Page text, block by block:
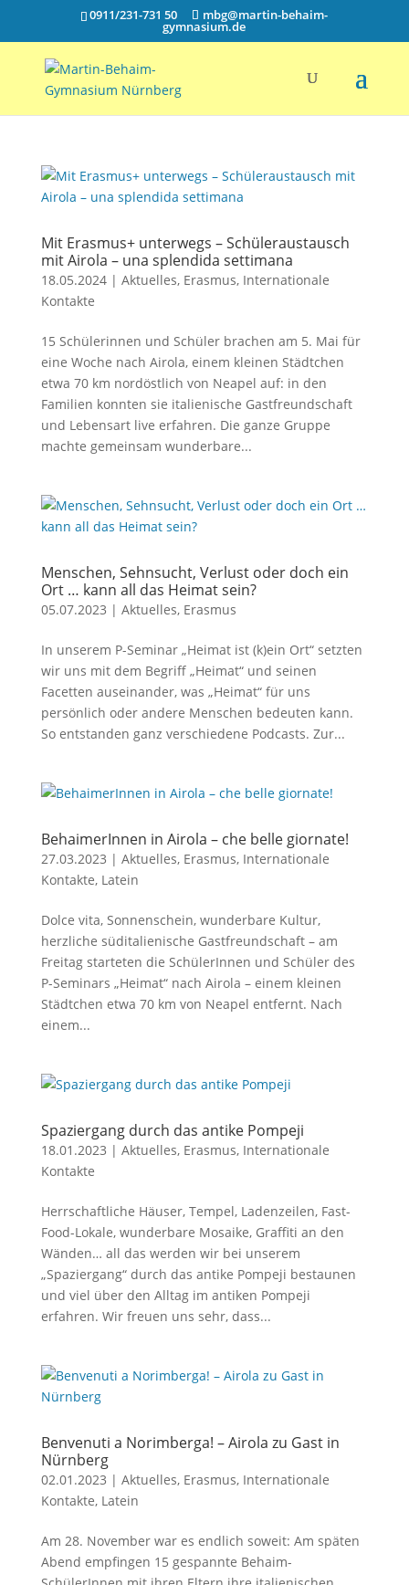
0911/231-731 50 mbg@martin-behaim-
gymnasium.de
Mit Erasmus+ unterwegs – Schüleraustausch
mit Airola – una splendida settimana
18.05.2024| Aktuelles, Erasmus, Internationale
Kontakte
15 Schülerinnen und Schüler brachen am 5. Mai für
eine Woche nach Airola, einem kleinen Städtchen
etwa 70 km nordöstlich von Neapel auf: in den
Familien konnten sie italienische Gastfreundschaft
und Lebensart live erfahren. Die ganze Gruppe
machte gemeinsam wunderbare...
Menschen, Sehnsucht, Verlust oder doch ein
Ort … kann all das Heimat sein?
05.07.2023 | Aktuelles, Erasmus
In unserem P-Seminar „Heimat ist (k)ein Ort“ setzten
wir uns mit dem Begriff „Heimat“ und seinen
Facetten auseinander, was „Heimat“ für uns
persönlich oder andere Menschen bedeuten kann.
So entstanden ganz verschiedene Podcasts. Zur...
BehaimerInnen in Airola – che belle giornate!
27.03.2023 | Aktuelles, Erasmus, Internationale
Kontakte, Latein
Dolce vita, Sonnenschein, wunderbare Kultur,
herzliche süditalienische Gastfreundschaft – am
Freitag starteten die SchülerInnen und Schüler des
P-Seminars „Heimat“ nach Airola – einem kleinen
Städtchen etwa 70 km von Neapel entfernt. Nach
einem...
Spaziergang durch das antike Pompeji
18.01.2023 | Aktuelles, Erasmus, Internationale
Kontakte
Herrschaftliche Häuser, Tempel, Ladenzeilen, Fast-
Food-Lokale, wunderbare Mosaike, Graffiti an den
Wänden… all das werden wir bei unserem
„Spaziergang“ durch das antike Pompeji bestaunen
und viel über den Alltag im antiken Pompeji
erfahren. Wir freuen uns sehr, dass...
Benvenuti a Norimberga! – Airola zu Gast in
Nürnberg
02.01.2023 | Aktuelles, Erasmus, Internationale
Kontakte, Latein
Am 28. November war es endlich soweit: Am späten
Abend empfingen 15 gespannte Behaim-